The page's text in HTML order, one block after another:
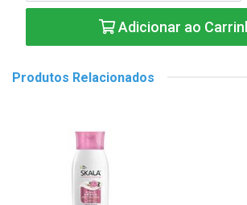
Adicionar ao
Produtos Relacionados